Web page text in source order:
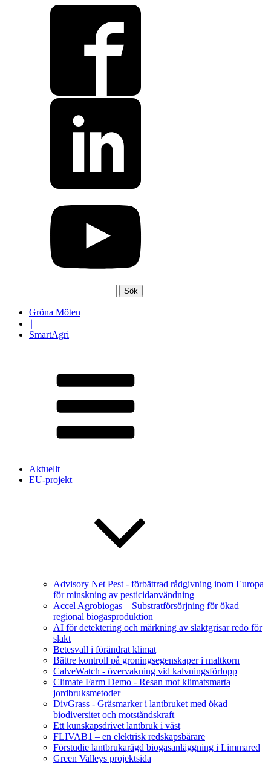
efter:
Gröna Möten
SmartAgri
Aktuellt
EU-projekt
Advisory Net Pest - förbättrad rådgivning inom Europa
för minskning av pesticidanvändning
Accel Agrobiogas – Substratförsörjning för ökad
regional biogasproduktion
AI för detektering och märkning av slaktgrisar redo för
slakt
Betesvall i förändrat klimat
Bättre kontroll på groningsegenskaper i maltkorn
CalveWatch - övervakning vid kalvningsförlopp
Climate Farm Demo - Resan mot klimatsmarta
jordbruksmetoder
DivGrass - Gräsmarker i lantbruket med ökad
biodiversitet och motståndskraft
Ett kunskapsdrivet lantbruk i väst
FLIVAB1 – en elektrisk redskapsbärare
Förstudie lantbrukarägd biogasanläggning i Limmared
Green Valleys projektsida